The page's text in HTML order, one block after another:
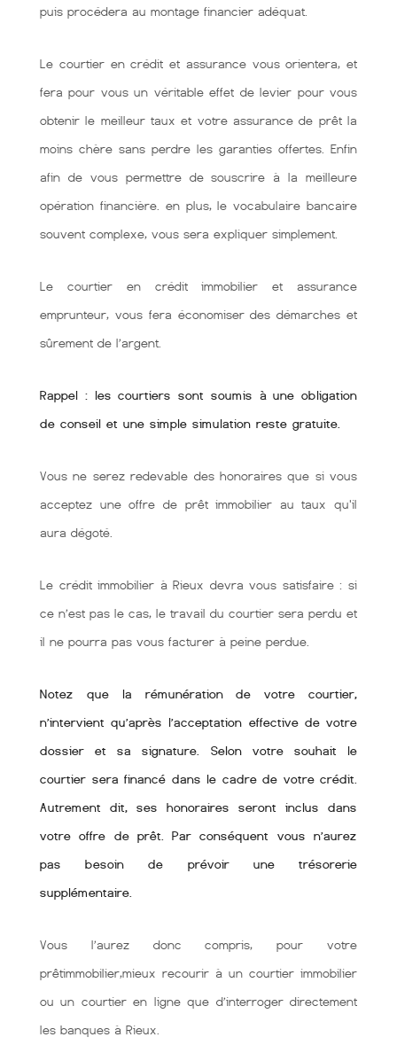
puis procédera au montage financier adéquat.
Le courtier en crédit et assurance vous orientera, et
fera pour vous un véritable effet de levier pour vous
obtenir le meilleur taux et votre assurance de prêt la
moins chère sans perdre les garanties offertes. Enfin
afin de vous permettre de souscrire à la meilleure
opération financière. en plus, le vocabulaire bancaire
souvent complexe, vous sera expliquer simplement.
Le courtier en crédit immobilier et assurance
emprunteur, vous fera économiser des démarches et
sûrement de l’argent.
Rappel : les courtiers sont soumis à une obligation
de conseil et une simple simulation reste gratuite.
Vous ne serez redevable des honoraires que si vous
acceptez une offre de prêt immobilier au taux qu'il
aura dégoté.
Le crédit immobilier à Rieux devra vous satisfaire : si
ce n’est pas le cas, le travail du courtier sera perdu et
il ne pourra pas vous facturer à peine perdue.
Notez que la rémunération de votre courtier,
n’intervient qu’après l’acceptation effective de votre
dossier et sa signature. Selon votre souhait le
courtier sera financé dans le cadre de votre crédit.
Autrement dit, ses honoraires seront inclus dans
votre offre de prêt. Par conséquent vous n’aurez
pas besoin de prévoir une trésorerie
supplémentaire.
Vous l’aurez donc compris, pour votre
prêtimmobilier,mieux recourir à un courtier immobilier
ou un courtier en ligne que d’interroger directement
les banques à Rieux.